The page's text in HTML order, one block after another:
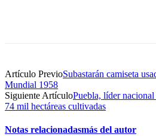
Artículo PrevioSubastarán camiseta
Mundial 1958
Siguiente ArtículoPuebla, líder
74 mil hectáreas cultivadas
Notas relacionadasmás del autor